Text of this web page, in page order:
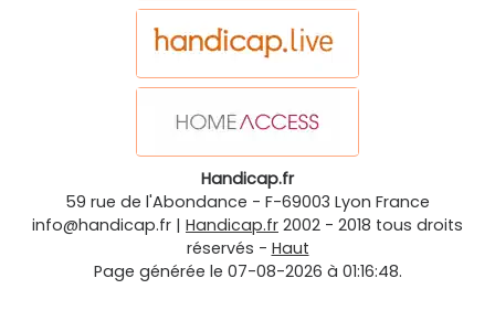
Handicap.fr
59 rue de l'Abondance - F-69003 Lyon France
info@handicap.fr | Handicap.fr 2002 - 2018 tous droits
réservés - Haut
Page générée le 07-08-2026 à 01:16:48.